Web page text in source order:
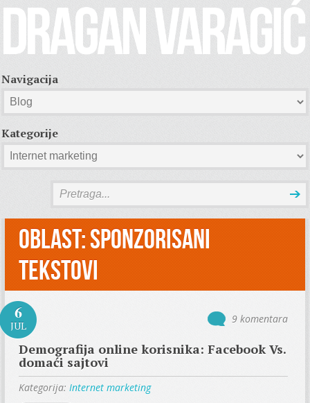
Navigacija
Kategorije
Oblast:Sponzorisani
tekstovi
6
JUL
9 komentara
Demografija online korisnika: Facebook Vs.
domaći sajtovi
Kategorija: Internet marketing